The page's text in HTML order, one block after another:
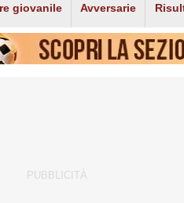
giovanile Avversarie